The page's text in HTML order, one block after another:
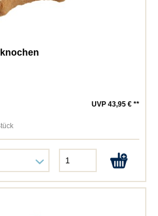
UVP 43,95 € **